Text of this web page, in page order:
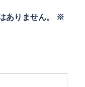
ありません。
※